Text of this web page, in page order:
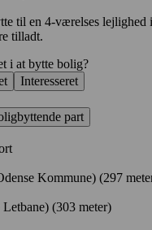
til en 4-værelses lejlighed
tilladt.
i at bytte bolig?
Interesseret
part
Kommune) (297
(303 meter)